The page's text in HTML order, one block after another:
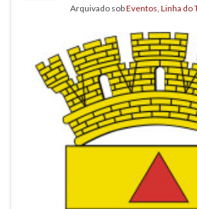
Arquivado sobEventos Linha do